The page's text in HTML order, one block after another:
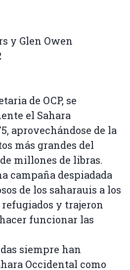
y Glen Owen
de OCP, se
el Sahara
aprovechándose de la
más grandes del
millones de libras.
campaña despiadada
de los saharauis a los
y trajeron
funcionar las
siempre han
Occidental como